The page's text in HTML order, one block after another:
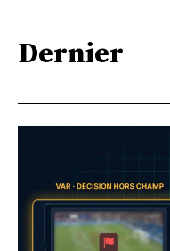
Dernier